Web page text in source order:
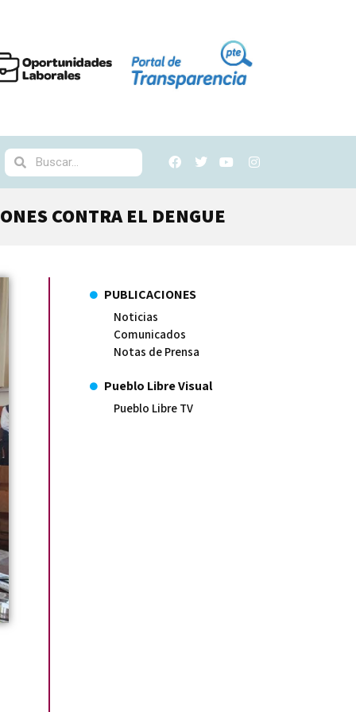
CONTRA EL DENGUE
PUBLICACIONES
Noticias
Comunicados
Notas de Prensa
Pueblo Libre Visual
Pueblo Libre TV